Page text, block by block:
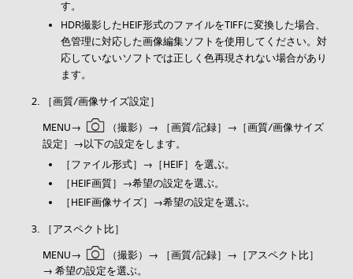
す。
HDR撮影したHEIF形式のファイルをTIFFに変換した場合、
色管理に対応した画像編集ソフトを使用してください。対
応していないソフトでは正しく色再現されない場合があり
ます。
［画質/画像サイズ設定］
MENU→
（撮影）→ ［画質/記録］→［画質/画像サイズ
設定］→以下の設定をします。
［ファイル形式］→［HEIF］を選ぶ。
［HEIF画質］→希望の設定を選ぶ。
［HEIF画像サイズ］→希望の設定を選ぶ。
［アスペクト比］
MENU→
（撮影）→ ［画質/記録］→［アスペクト比］
→ 希望の設定を選ぶ。